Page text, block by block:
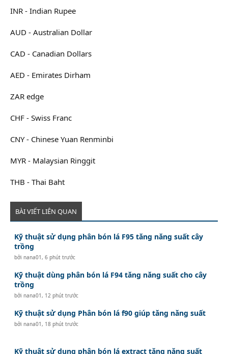
INR - Indian Rupee
AUD - Australian Dollar
CAD - Canadian Dollars
AED - Emirates Dirham
ZAR edge
CHF - Swiss Franc
CNY - Chinese Yuan Renminbi
MYR - Malaysian Ringgit
THB - Thai Baht
BÀI VIẾT LIÊN QUAN
Kỹ thuật sử dụng phân bón lá F95 tăng năng suất cây
trồng
bởinana01 ,6 phút trước
Kỹ thuật dùng phân bón lá F94 tăng năng suất cho cây
trồng
bởinana01 , 12 phút trước
Kỹ thuật sử dụng Phân bón lá f90 giúp tăng năng suất
bởinana01 , 18 phút trước
Kỹ thuật sử dụng phân bón lá extract tăng năng suất